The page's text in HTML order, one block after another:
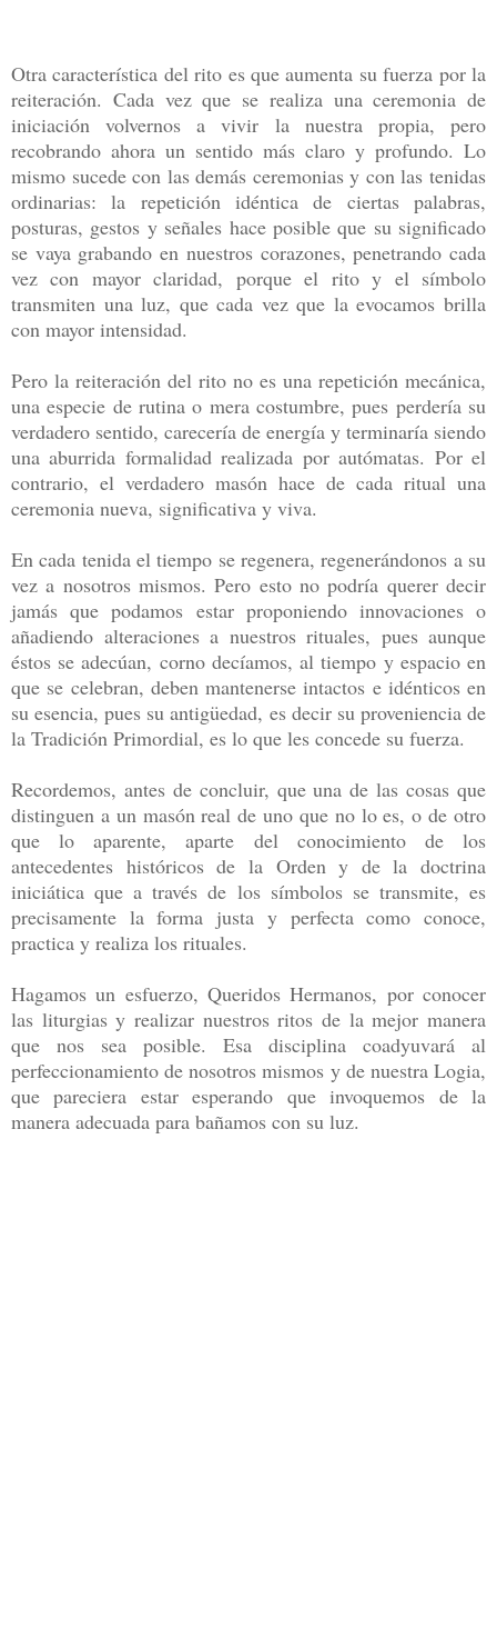
Otra característica del rito es que aumenta su fuerza por la
reiteración. Cada vez que se realiza una ceremonia de
iniciación volvernos a vivir la nuestra propia, pero
recobrando ahora un sentido más claro y profundo. Lo
mismo sucede con las demás ceremonias y con las tenidas
ordinarias: la repetición idéntica de ciertas palabras,
posturas, gestos y señales hace posible que su significado
se vaya grabando en nuestros corazones, penetrando cada
vez con mayor claridad, porque el rito y el símbolo
transmiten una luz, que cada vez que la evocamos brilla
con mayor intensidad.
Pero la reiteración del rito no es una repetición mecánica,
una especie de rutina o mera costumbre, pues perdería su
verdadero sentido, carecería de energía y terminaría siendo
una aburrida formalidad realizada por autómatas. Por el
contrario, el verdadero masón hace de cada ritual una
ceremonia nueva, significativa y viva.
En cada tenida el tiempo se regenera, regenerándonos a su
vez a nosotros mismos. Pero esto no podría querer decir
jamás que podamos estar proponiendo innovaciones o
añadiendo alteraciones a nuestros rituales, pues aunque
éstos se adecúan, corno decíamos, al tiempo y espacio en
que se celebran, deben mantenerse intactos e idénticos en
su esencia, pues su antigüedad, es decir su proveniencia de
la Tradición Primordial, es lo que les concede su fuerza.
Recordemos, antes de concluir, que una de las cosas que
distinguen a un masón real de uno que no lo es, o de otro
que lo aparente, aparte del conocimiento de los
antecedentes históricos de la Orden y de la doctrina
iniciática que a través de los símbolos se transmite, es
precisamente la forma justa y perfecta como conoce,
practica y realiza los rituales.
Hagamos un esfuerzo, Queridos Hermanos, por conocer
las liturgias y realizar nuestros ritos de la mejor manera
que nos sea posible. Esa disciplina coadyuvará al
perfeccionamiento de nosotros mismos y de nuestra Logia,
que pareciera estar esperando que invoquemos de la
manera adecuada para bañamos con su luz.